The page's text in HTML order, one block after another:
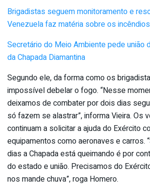
Brigadistas seguem monitoramento e
Venezuela faz matéria sobre os incêndios
Secretário do Meio Ambiente pede união
da Chapada Diamantina
Segundo ele, da forma como os
impossível debelar o fogo. “Nesse
deixamos de combater por dois dias
só fazem se alastrar”, informa Vieira. Os
continuam a solicitar a ajuda do Exército
equipamentos como aeronaves e carros.
dias a Chapada está queimando é por
do estado e união. Precisamos do
nos mande chuva”, roga Homero.